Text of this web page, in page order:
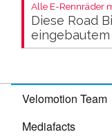
Alle E-Rennräder
Diese Road
Velomotion Team
Mediafacts